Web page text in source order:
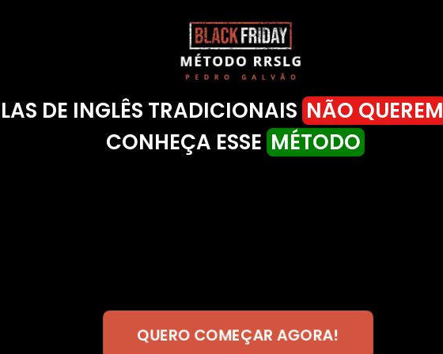
DE INGLÊS TRADICIONAIS NÃO QUEREM
CONHEÇA ESSE MÉTODO
QUERO COMEÇAR AGORA!